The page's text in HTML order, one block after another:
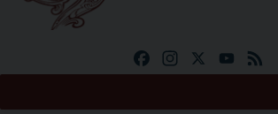
FacebookInstagram